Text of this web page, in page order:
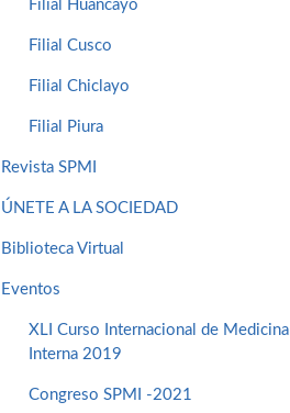
Filial Huancayo
Filial Cusco
Filial Chiclayo
Filial Piura
Revista SPMI
ÚNETE A LA SOCIEDAD
Biblioteca Virtual
Eventos
XLI Curso Internacional de Medicina
Interna 2019
Congreso SPMI -2021